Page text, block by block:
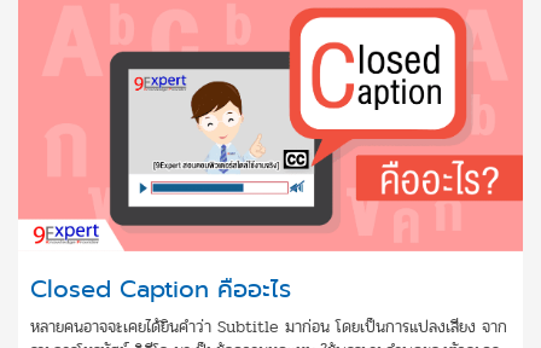
Closed Caption คืออะไร
หลายคนอาจจะเคยได้ยินคำว่า Subtitle มาก่อน โดยเป็นการแปลงเสียง จาก